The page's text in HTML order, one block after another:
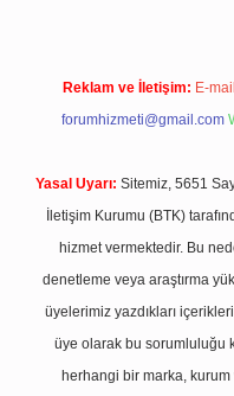
Reklam ve İletişim: E-
forumhizmeti@gmail.com
Yasal Uyarı: Sitemiz, 5651
İletişim Kurumu (BTK)
hizmet vermektedir. Bu
denetleme veya araştırma
üyelerimiz yazdıkları
üye olarak bu sorumluluğu
herhangi bir marka, kurum